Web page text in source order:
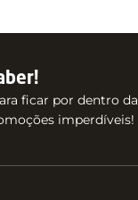
ficar por dentro
imperdíveis!